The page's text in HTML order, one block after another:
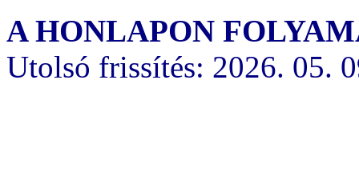
A HONLAPON
Utolsó frissítés: 2026. 05.